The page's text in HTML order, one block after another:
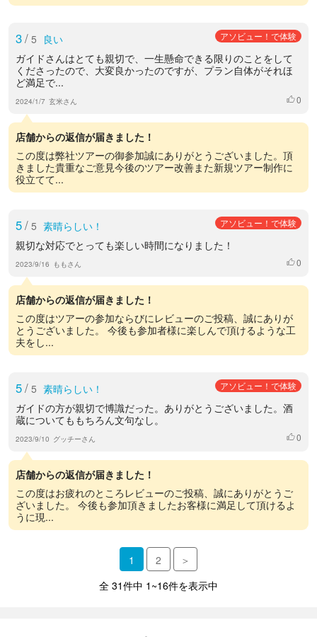
3/ 5 良い アソビュー！で体験
ガイドさんはとても親切で、一生懸命できる限りのことをして
くださったので、大変良かったのですが、プラン自体がそれほ
ど満足で...
2024/1/7 玄米さん いいね
0
店舗からの返信が届きました！
この度は弊社ツアーの御参加誠にありがとうございました。頂
きました貴重なご意見今後のツアー改善また新規ツアー制作に
役立てて...
5/ 5 素晴らしい！ アソビュー！で体験
親切な対応でとっても楽しい時間になりました！
2023/9/16 ももさん いいね
0
店舗からの返信が届きました！
この度はツアーの参加ならびにレビューのご投稿、誠にありが
とうございました。 今後も参加者様に楽しんで頂けるような工
夫をし...
5/ 5 素晴らしい！ アソビュー！で体験
ガイドの方が親切で博識だった。ありがとうございました。酒
蔵についてももちろん文句なし。
2023/9/10 グッチーさん いいね
0
店舗からの返信が届きました！
この度はお疲れのところレビューのご投稿、誠にありがとうご
ざいました。 今後も参加頂きましたお客様に満足して頂けるよ
うに現...
1 2
＞
全 31件中 1~16件を表示中